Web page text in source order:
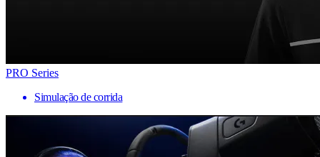
PRO Series
Simulação de corrida